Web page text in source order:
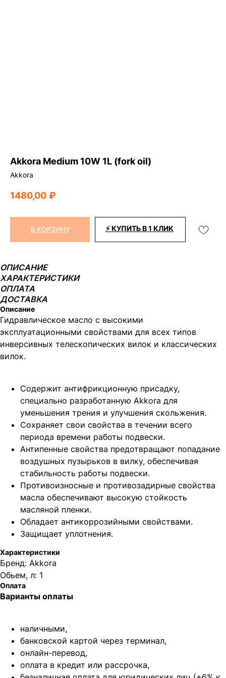
Akkora Medium 10W 1L (fork oil)
Akkora
1480,00 ₽
В КОРЗИНУ ⚡ КУПИТЬ В 1 КЛИК
ОПИСАНИЕ
ХАРАКТЕРИСТИКИ
ОПЛАТА
ДОСТАВКА
Описание
Гидравлическое масло с высокими
эксплуатационными свойствами для всех типов
инверсивных телескопических вилок и классических
вилок.
Содержит антифрикционную присадку,
специально разработанную Akkora для
уменьшения трения и улучшения скольжения.
Сохраняет свои свойства в течении всего
периода времени работы подвески.
Антипенные свойства предотвращают попадание
воздушных пузырьков в вилку, обеспечивая
стабильность работы подвески.
Противоизносные и противозадирные свойства
масла обеспечивают высокую стойкость
масляной пленки.
Обладает антикоррозийными свойствами.
Защищает уплотнения.
Характеристики
Бренд: Akkora
Обьем, л: 1
Оплата
Варианты оплаты
наличными,
банковской картой через терминал,
онлайн-перевод,
оплата в кредит или рассрочка,